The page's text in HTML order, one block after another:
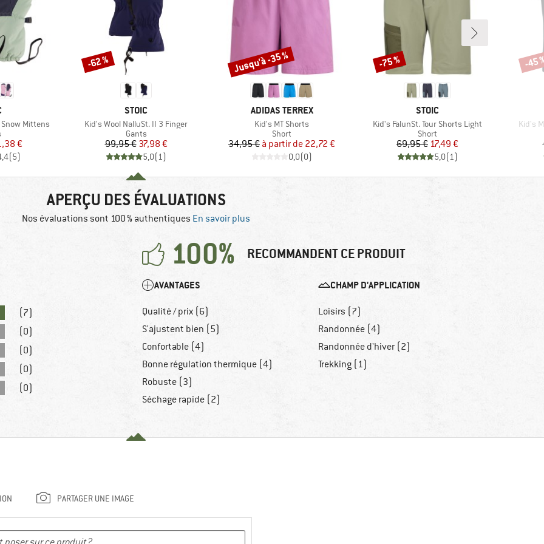
Mittens
group
réduit
€
(5)
MARQUE
STOIC
Article
Kid's Wool NalluSt. II 3 Finger
Product group
Gants
Prix
99,95 €Prix réduit
37,98 €
5,0(1)
Remise
-62 %
MARQUE
ADIDAS TERREX
Article
Kid's MT Shorts
Product group
Short
Prix
34,95 € Prix réduit
à partir de 22,72 €
0,0(0)
Remise
Jusqu'à -35 %
MARQUE
STOIC
Article
Kid's FalunSt. Tour Shorts Light
Product group
Short
Prix
69,95 €Prix réduit
17,49 €
5,0(1)
Remise
-75 %
Article
Kid's
-45
APERÇU DES ÉVALUATIONS
Nos évaluations sont 100 % authentiques En savoir plus
100% RECOMMANDENT CE PRODUIT
(7)
(0)
(0)
(0)
(0)
AVANTAGES
Qualité / prix (6)
S'ajustent bien (5)
Confortable (4)
Bonne régulation thermique (4)
Robuste (3)
Séchage rapide (2)
CHAMP D'APPLICATION
Loisirs (7)
Randonnée (4)
Randonnée d'hiver (2)
Trekking (1)
PARTAGER UNE IMAGE